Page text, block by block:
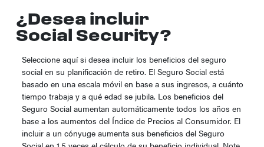
¿Desea incluir
Social Security?
Seleccione aquí si desea incluir los beneficios del seguro
social en su planificación de retiro. El Seguro Social está
basado en una escala móvil en base a sus ingresos, a cuánto
tiempo trabaja y a qué edad se jubila. Los beneficios del
Seguro Social aumentan automáticamente todos los años en
base a los aumentos del Índice de Precios al Consumidor. El
incluir a un cónyuge aumenta sus beneficios del Seguro